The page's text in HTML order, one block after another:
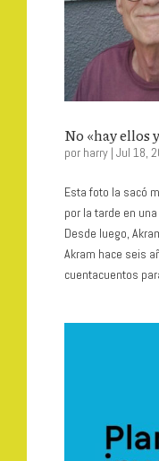
No «hay ellos
por harry| Jul 18,
Esta foto la sacó
por la tarde en
Desde luego,
Akram hace seis
cuentacuentos